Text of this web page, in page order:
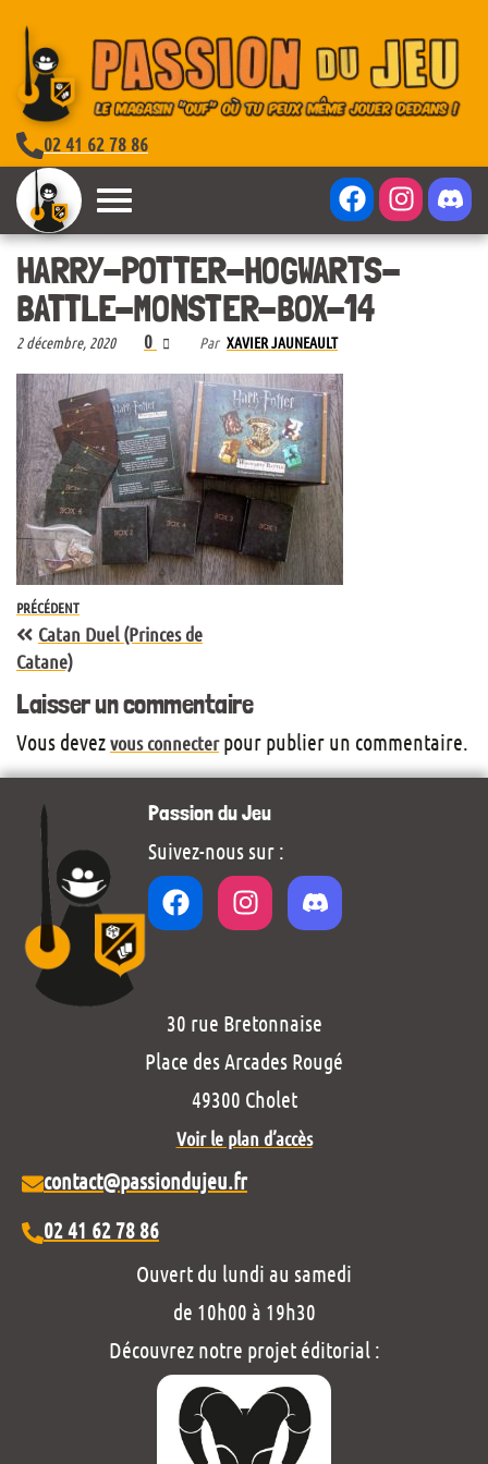
02 41 62 78 86
HARRY-POTTER-HOGWARTS-
BATTLE-MONSTER-BOX-14
2 décembre, 2020 0 Par XAVIER JAUNEAULT
PRÉCÉDENT
Catan Duel (Princes de
Catane)
Laisser un commentaire
Vous devezvous connecterpour publier un commentaire.
Passion du Jeu
Suivez-nous sur :
30 rue Bretonnaise
Place des Arcades Rougé
49300 Cholet
Voir le plan d’accès
contact@passiondujeu.fr
02 41 62 78 86
Ouvert du lundi au samedi
de 10h00 à 19h30
Découvrez notre projet éditorial :